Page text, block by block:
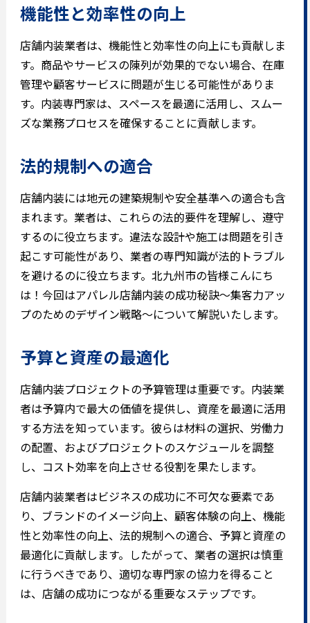
機能性と効率性の向上
店舗内装業者は、機能性と効率性の向上にも貢献しま
す。商品やサービスの陳列が効果的でない場合、在庫
管理や顧客サービスに問題が生じる可能性がありま
す。内装専門家は、スペースを最適に活用し、スムー
ズな業務プロセスを確保することに貢献します。
法的規制への適合
店舗内装には地元の建築規制や安全基準への適合も含
まれます。業者は、これらの法的要件を理解し、遵守
するのに役立ちます。違法な設計や施工は問題を引き
起こす可能性があり、業者の専門知識が法的トラブル
を避けるのに役立ちます。 北九州市の皆様こんにち
は！今回はアパレル店舗内装の成功秘訣～集客力アッ
プのためのデザイン戦略～について解説いたします。
予算と資産の最適化
店舗内装プロジェクトの予算管理は重要です。内装業
者は予算内で最大の価値を提供し、資産を最適に活用
する方法を知っています。彼らは材料の選択、労働力
の配置、およびプロジェクトのスケジュールを調整
し、コスト効率を向上させる役割を果たします。
店舗内装業者はビジネスの成功に不可欠な要素であ
り、ブランドのイメージ向上、顧客体験の向上、機能
性と効率性の向上、法的規制への適合、予算と資産の
最適化に貢献します。したがって、業者の選択は慎重
に行うべきであり、適切な専門家の協力を得ること
は、店舗の成功につながる重要なステップです。